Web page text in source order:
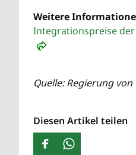
Weitere
Integrationspreise
Quelle: Regierung
Diesen Artikel teilen